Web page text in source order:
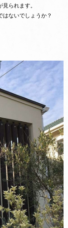
られます。
ないでしょうか？